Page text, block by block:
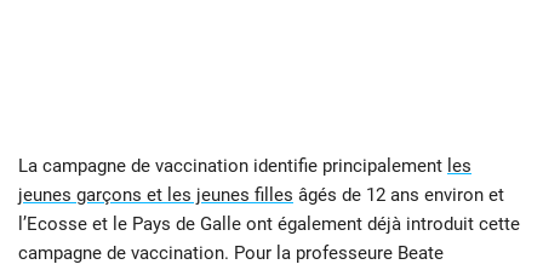
La campagne de vaccination identifie principalement les
jeunes garçons et les jeunes filles âgés de 12 ans environ et
l’Ecosse et le Pays de Galle ont également déjà introduit cette
campagne de vaccination. Pour la professeure Beate